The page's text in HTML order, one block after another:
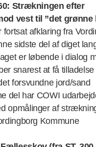
Strækningen efter
vest til ”det grønne
fortsat afklaring fra
sidste del af diget
er løbende i dialog
snarest at få tilladelse
forsvundne jord/sand
del har COWI
opmålinger af
Kommune